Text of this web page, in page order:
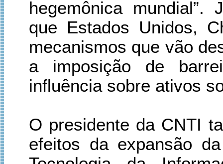
hegemônica mundial”.
que Estados Unidos,
mecanismos que vão
a imposição de
influência sobre ativos
O presidente da CNTI
efeitos da expansão